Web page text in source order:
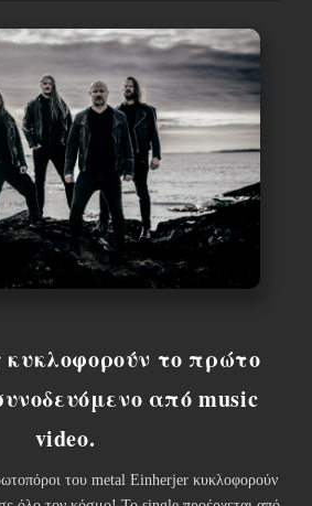
το πρώτο
από music
video.
του metal Einherjer κυκλοφορούν